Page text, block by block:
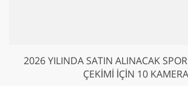
2026 YILINDA SATIN ALINACAK
ÇEKIMI İÇIN 10 KAMERA